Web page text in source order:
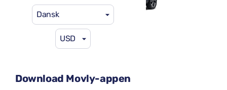
Dansk
USD
Download Movly-appen
46 US$ pr. dag
Automatgear
5 sæder